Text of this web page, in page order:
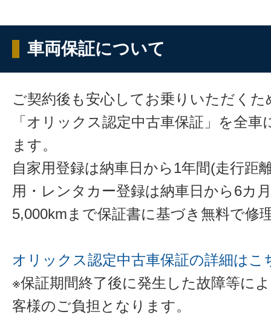
車両保証について
ご契約後も安心してお乗りいただくた
「オリックス認定中古車保証」を全
ます。
自家用登録は納車日から1年間(走行距
用・レンタカー登録は納車日から6カ
5,000kmまで保証書に基づき無料で修
オリックス認定中古車保証の詳細はこ
※保証期間終了後に発生した故障等に
客様のご負担となります。